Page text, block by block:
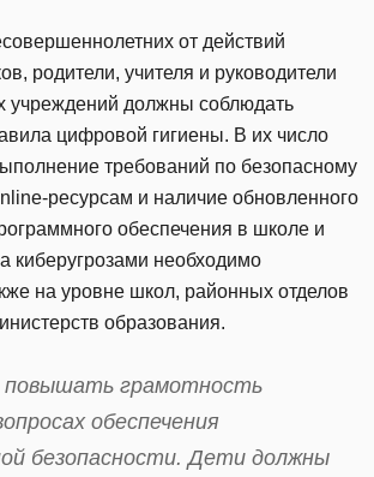
от действий
родители, учителя и руководители
учреждений должны соблюдать
цифровой гигиены. В их число
требований по безопасному
ресурсам и наличие обновленного
обеспечения в школе и
киберугрозами необходимо
на уровне школ, районных отделов
образования.
грамотность
обеспечения
безопасности. Дети должны